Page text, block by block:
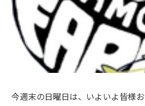
今週末の日曜日は、いよいよ皆様